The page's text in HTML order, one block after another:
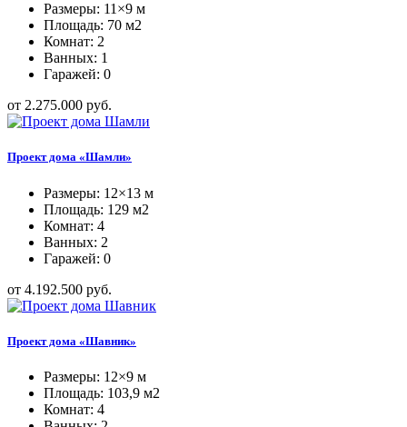
Размеры: 11×9 м
Площадь: 70 м2
Комнат: 2
Ванных: 1
Гаражей: 0
от 2.275.000 руб.
Проект дома «Шамли»
Размеры: 12×13 м
Площадь: 129 м2
Комнат: 4
Ванных: 2
Гаражей: 0
от 4.192.500 руб.
Проект дома «Шавник»
Размеры: 12×9 м
Площадь: 103,9 м2
Комнат: 4